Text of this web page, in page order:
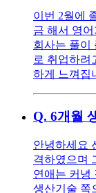
이번 2월에
금 해서 영
회사는 풀이
로 취업하려
하게 느껴집
Q. 6개월
안녕하세요
격하였으며
연애는 커녕
생산기술 쪽